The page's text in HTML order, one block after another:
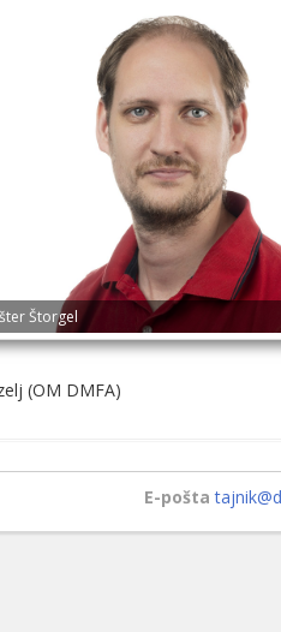
Štorgel
(OM DMFA)
E-pošta